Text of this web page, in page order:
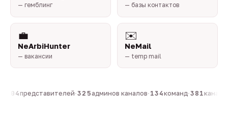
— гемблинг — базы контактов
💼
NeArbiHunter
— вакансии
✉️
NeMail
— temp mail
804представителей·325 админов каналов·134команд·381каналов